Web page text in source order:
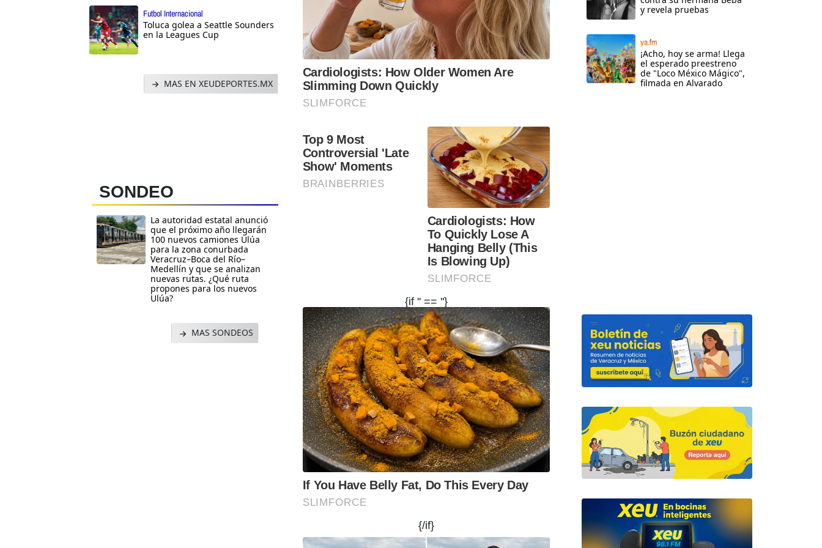
Futbol Internacional
Toluca golea a Seattle Sounders
en la Leagues Cup
MAS EN XEUDEPORTES.MX
SONDEO
La autoridad estatal anunció
que el próximo año llegarán
100 nuevos camiones Ulúa
para la zona conurbada
Veracruz–Boca del Río–
Medellín y que se analizan
nuevas rutas. ¿Qué ruta
propones para los nuevos
Ulúa?
MAS SONDEOS
y revela pruebas
ya.fm
¡Acho, hoy se arma! Llega
el esperado preestreno
de "Loco México Mágico",
filmada en Alvarado